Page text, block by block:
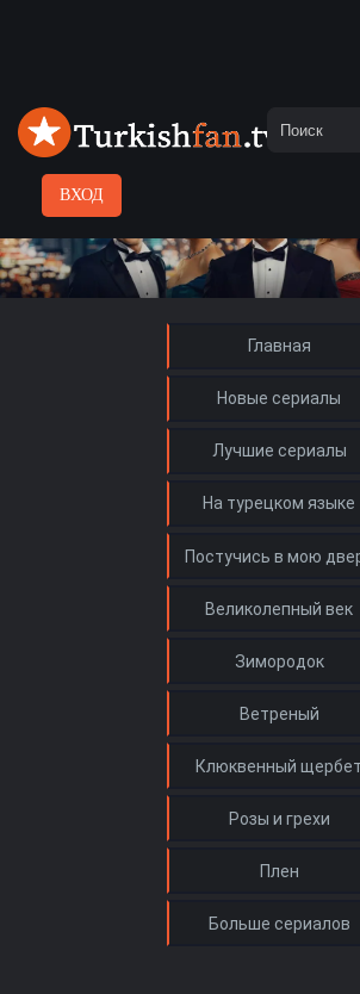
ВХОД
Главная
Новые сериалы
Лучшие сериалы
На турецком языке